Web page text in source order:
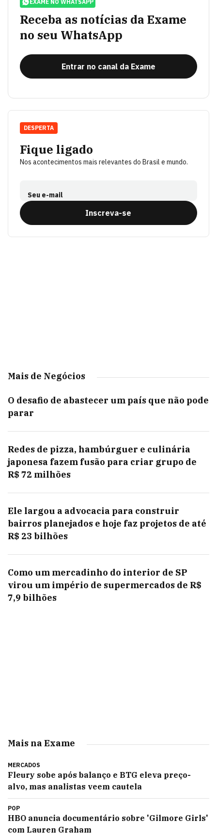
EXAME NO WHATSAPP
Receba as notícias da Exame
no seu WhatsApp
Entrar no canal da Exame
Fique ligado
Nos acontecimentos mais relevantes do Brasil e mundo.
Seu e-mail
Inscreva-se
DESPERTA
Mais de Negócios
O desafio de abastecer um país que não pode
parar
Redes de pizza, hambúrguer e culinária
japonesa fazem fusão para criar grupo de
R$ 72 milhões
Ele largou a advocacia para construir
bairros planejados e hoje faz projetos de até
R$ 23 bilhões
Como um mercadinho do interior de SP
virou um império de supermercados de R$
7,9 bilhões
Mais na Exame
MERCADOS
Fleury sobe após balanço e BTG eleva preço-
alvo, mas analistas veem cautela
POP
HBO anuncia documentário sobre 'Gilmore Girls'
com Lauren Graham